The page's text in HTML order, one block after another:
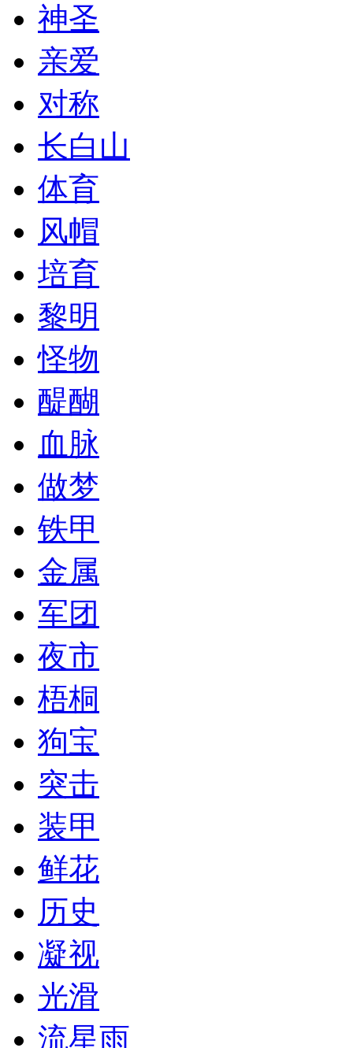
神圣
亲爱
对称
长白山
体育
风帽
培育
黎明
怪物
醍醐
血脉
做梦
铁甲
金属
军团
夜市
梧桐
狗宝
突击
装甲
鲜花
历史
凝视
光滑
流星雨